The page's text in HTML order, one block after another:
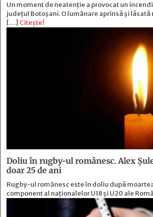
Un moment de neatenție a provocat un
județul Botoșani. O lumânare aprinsă și
[…] Citește!
Doliu în rugby-ul românesc. Alex
doar 25 de ani
Rugby-ul românesc este în doliu după
component al naționalelor U18 și U20 ale